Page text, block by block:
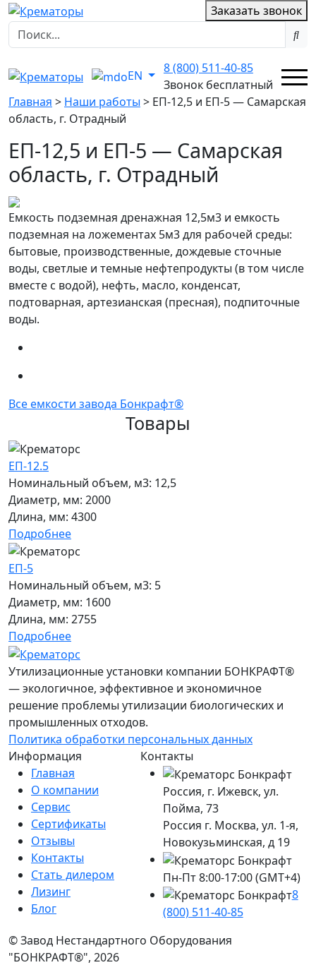
Заказать звонок
EN
8 (800) 511-40-85
Звонок бесплатный
Главная > Наши работы > ЕП-12,5 и ЕП-5 — Самарская
область, г. Отрадный
ЕП-12,5 и ЕП-5 — Самарская
область, г. Отрадный
Емкость подземная дренажная 12,5м3 и емкость
подземная на ложементах 5м3 для рабочей среды:
бытовые, производственные, дождевые сточные
воды, светлые и темные нефтепродукты (в том числе
вместе с водой), нефть, масло, конденсат,
подтоварная, артезианская (пресная), подпиточные
воды.
Все емкости завода Бонкрафт®
Товары
ЕП-12.5
Номинальный объем, м3: 12,5
Диаметр, мм: 2000
Длина, мм: 4300
Подробнее
ЕП-5
Номинальный объем, м3: 5
Диаметр, мм: 1600
Длина, мм: 2755
Подробнее
Утилизационные установки компании БОНКРАФТ®
— экологичное, эффективное и экономичное
решение проблемы утилизации биологических и
промышленных отходов.
Политика обработки персональных данных
Информация
Главная
О компании
Сервис
Сертификаты
Отзывы
Контакты
Стать дилером
Лизинг
Блог
Контакты
Россия, г. Ижевск, ул.
Пойма, 73
Россия г. Москва, ул. 1-я,
Новокузьминская, д 19
Пн-Пт 8:00-17:00 (GMT+4)
8
(800) 511-40-85
© Завод Нестандартного Оборудования
"БОНКРАФТ®", 2026